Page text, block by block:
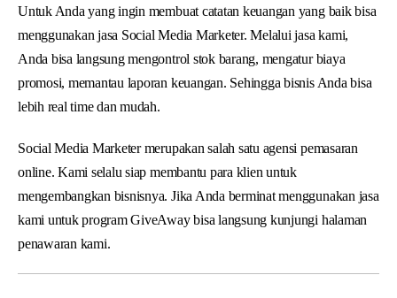
Untuk Anda yang ingin membuat catatan keuangan yang baik bisa
menggunakan jasa Social Media Marketer. Melalui jasa kami,
Anda bisa langsung mengontrol stok barang, mengatur biaya
promosi, memantau laporan keuangan. Sehingga bisnis Anda bisa
lebih real time dan mudah.
Social Media Marketer merupakan salah satu agensi pemasaran
online. Kami selalu siap membantu para klien untuk
mengembangkan bisnisnya. Jika Anda berminat menggunakan jasa
kami untuk program GiveAway bisa langsung kunjungi halaman
penawaran kami.